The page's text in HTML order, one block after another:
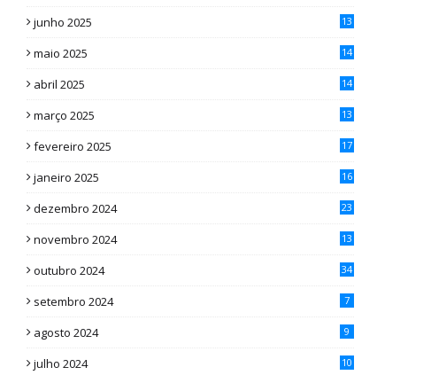
junho 2025 13
maio 2025 14
abril 2025 14
março 2025 13
fevereiro 2025 17
janeiro 2025 16
dezembro 2024 23
novembro 2024 13
outubro 2024 34
setembro 2024 7
agosto 2024 9
julho 2024 10